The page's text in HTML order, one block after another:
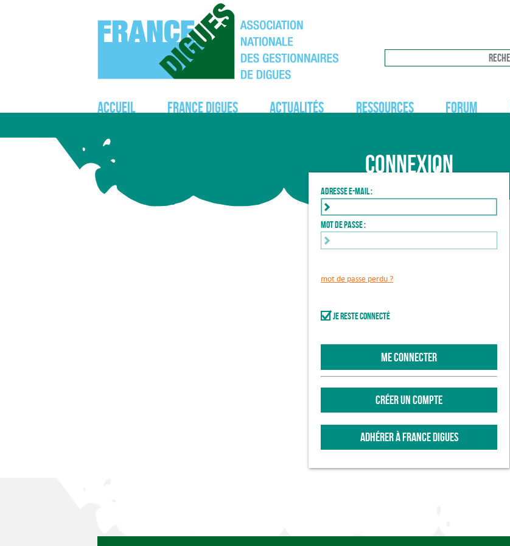
Accueil France Digues Actualités Ressources Forum
Connexion
Adresse e-mail :
Mot de passe :
mot de passe perdu ?
Je reste connecté
ME CONNECTER
CRÉER UN COMPTE
ADHÉRER À FRANCE DIGUES